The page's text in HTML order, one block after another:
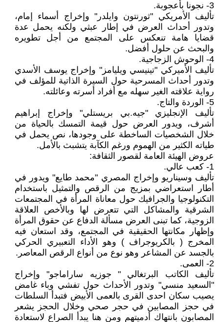
3- نجونا بأعجوبة.
تأليف الأمريكي "ثورنتون وايلدر" وإخراج أسماء إمام،
وتدور أحداث العرض في إطار عبثي ولكنه يحمل عدة
قضايا هامة تنعكس على المجتمع من أجل تطويره
والبحث عن حلول أفضل.
4- الوحوش الزجاجية.
تأليف الأميركي "تينيسي ويليامز" وإخراج يوسف الأسدي
وتدور أحداث المسرحية حول السيرة الذاتية للمؤلف في
رواية علاقته الغير سهله مع أفراد أسرته وعائلته.
5- الوردة والتاج.
تأليف الإنجليزي "جيه.بي بريستلي" وإخراج إبراهيم
أشرف، ويدور العرض حول قيمة التمسك بالحياة من
خلال الشخصيات الساخطة على وجودها، نص يحمل في
طياته الكثير من الهموم ورغم الكآبة يتشبث بالأمل.
عروض الهيئة العامة لقصور الثقافة:
1- كعب عالي.
تأليف وسيناريو وإخراج المصري "محمد طايع" ويدور في
أطار استعراضي بمزيج من الرقص والتمثيل باستخدام
التكنولوجيا والجرافيك حول معاناة المرأة في المجتمعات
الشرقية والمشاكل التي تتعرض لها وبالأخص العلاقة
الزوجية، كما تبنى العرض مسألة الدفاع عن حقوق المرأة
وإظهار مكانتها الحقيقية في المجتمع، وقد استعان فيه
المخرج ( بالكريوجراف ) وهو الأداء التعبيري الحركي
بالجسد عن المشاعر وهو نوع من أنواع الرقص المعاصر.
2- العمى.
تأليف الكاتب البرتغالي " جوزيه ساراماجو" وإخراج
"السعيد منسي" وتدور الأحداث حول تفشي وباء غامض
يصيب سكان احدى القرى بالعمى الأبيض فتبدأ السلطات
في حجز المصابين في حجر صحي وخلال الحجز يشعر
المصابون بانتهاك أدميتهم ومن هنا يبدأ الصراع لاستعادة